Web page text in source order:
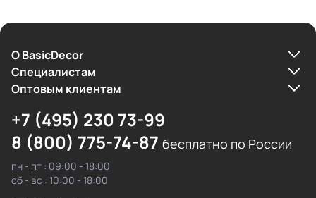
О BasicDecor
Cпециалистам
Оптовым клиентам
+7 (495) 230 73-99
8 (800) 775-74-87 бесплатно по России
пн - пт : 09:00 - 18:00
сб - вс : 10:00 - 18:00